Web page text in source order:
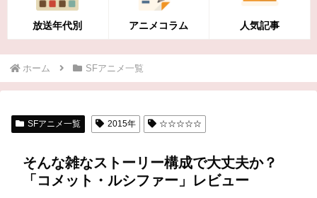
放送年代別 アニメコラム 人気記事
ホーム SFアニメ一覧
SFアニメ一覧 2015年 ☆☆☆☆☆
そんな雑なストーリー構成で大丈夫か？
「コメット・ルシファー」レビュー